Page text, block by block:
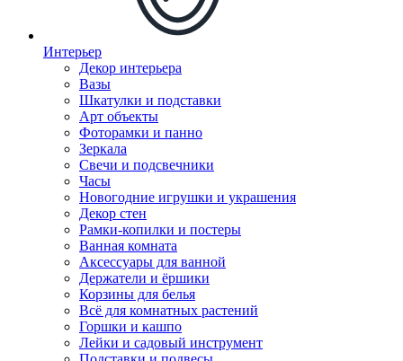
Интерьер
Декор интерьера
Вазы
Шкатулки и подставки
Арт объекты
Фоторамки и панно
Зеркала
Свечи и подсвечники
Часы
Новогодние игрушки и украшения
Декор стен
Рамки-копилки и постеры
Ванная комната
Аксессуары для ванной
Держатели и ёршики
Корзины для белья
Всё для комнатных растений
Горшки и кашпо
Лейки и садовый инструмент